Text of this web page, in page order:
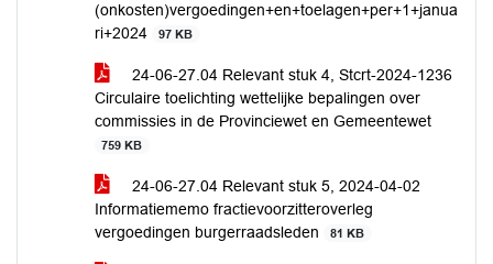
(onkosten)vergoedingen+en+toelagen+per+1+janua
ri+2024
97 KB
24-06-27.04 Relevant stuk 4, Stcrt-2024-1236
Circulaire toelichting wettelijke bepalingen over
commissies in de Provinciewet en Gemeentewet
759 KB
24-06-27.04 Relevant stuk 5, 2024-04-02
Informatiememo fractievoorzitteroverleg
vergoedingen burgerraadsleden
81 KB